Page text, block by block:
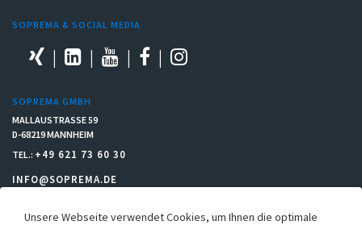
SOPREMA & SOCIAL MEDIA
SOPREMA GMBH
MALLAUSTRASSE 59
D-68219 MANNHEIM
TEL.: +49 621 73 60 30
INFO@SOPREMA.DE
Unsere Webseite verwendet Cookies, um Ihnen die optimale